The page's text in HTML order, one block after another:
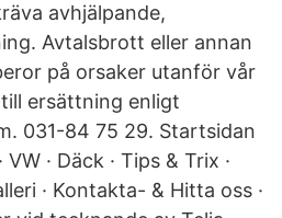
avhjälpande,
Avtalsbrott eller annan
på orsaker utanför vår
ersättning enligt
031-84 75 29. Startsidan
VW · Däck · Tips & Trix ·
· Kontakta- & Hitta oss ·